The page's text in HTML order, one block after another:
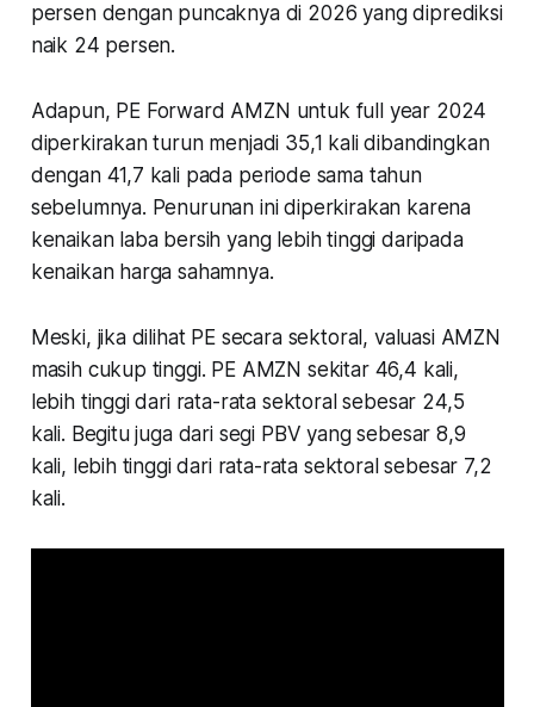
persen dengan puncaknya di 2026 yang diprediksi
naik 24 persen.
Adapun, PE Forward AMZN untuk full year 2024
diperkirakan turun menjadi 35,1 kali dibandingkan
dengan 41,7 kali pada periode sama tahun
sebelumnya. Penurunan ini diperkirakan karena
kenaikan laba bersih yang lebih tinggi daripada
kenaikan harga sahamnya.
Meski, jika dilihat PE secara sektoral, valuasi AMZN
masih cukup tinggi. PE AMZN sekitar 46,4 kali,
lebih tinggi dari rata-rata sektoral sebesar 24,5
kali. Begitu juga dari segi PBV yang sebesar 8,9
kali, lebih tinggi dari rata-rata sektoral sebesar 7,2
kali.